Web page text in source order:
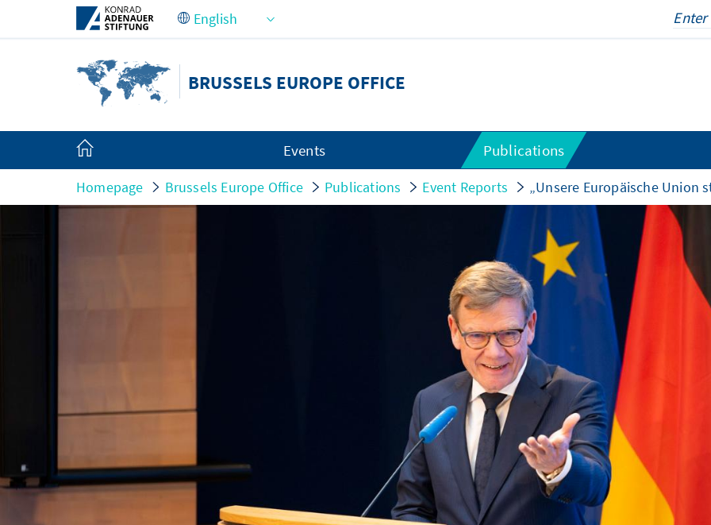
Skip to Main Content
BRUSSELS EUROPE OFFICE
Events Publications
Homepage Brussels Europe Office Publications Event Reports „Unsere Europäische Union